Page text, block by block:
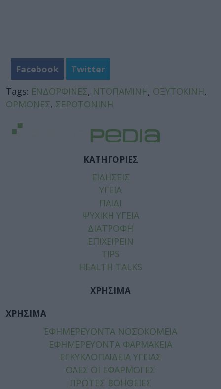
Facebook
Twitter
Tags: ΕΝΔΟΡΦΙΝΕΣ, ΝΤΟΠΑΜΙΝΗ, ΟΞΥΤΟΚΙΝΗ,
ΟΡΜΟΝΕΣ, ΣΕΡΟΤΟΝΙΝΗ
ΚΑΤΗΓΟΡΙΕΣ
ΕΙΔΗΣΕΙΣ
ΥΓΕΙΑ
ΠΑΙΔΙ
ΨΥΧΙΚΗ ΥΓΕΙΑ
ΔΙΑΤΡΟΦΗ
ΕΠΙΧΕΙΡΕΙΝ
TIPS
HEALTH TALKS
ΧΡΗΣΙΜΑ
ΧΡΗΣΙΜΑ
ΕΦΗΜΕΡΕΥΟΝΤΑ ΝΟΣΟΚΟΜΕΙΑ
ΕΦΗΜΕΡΕΥΟΝΤΑ ΦΑΡΜΑΚΕΙΑ
ΕΓΚΥΚΛΟΠΑΙΔΕΙΑ ΥΓΕΙΑΣ
ΟΛΕΣ ΟΙ ΕΦΑΡΜΟΓΕΣ
ΠΡΩΤΕΣ ΒΟΗΘΕΙΕΣ